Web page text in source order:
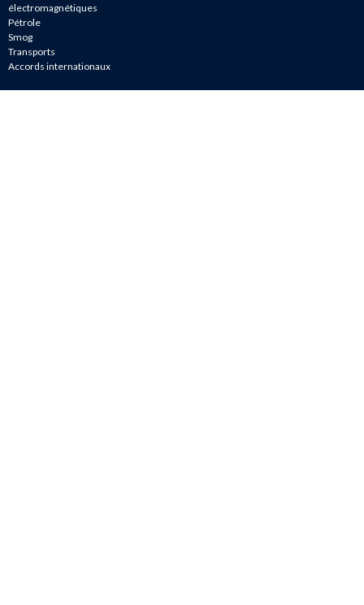
électromagnétiques
Pétrole
Smog
Transports
Accords internationaux